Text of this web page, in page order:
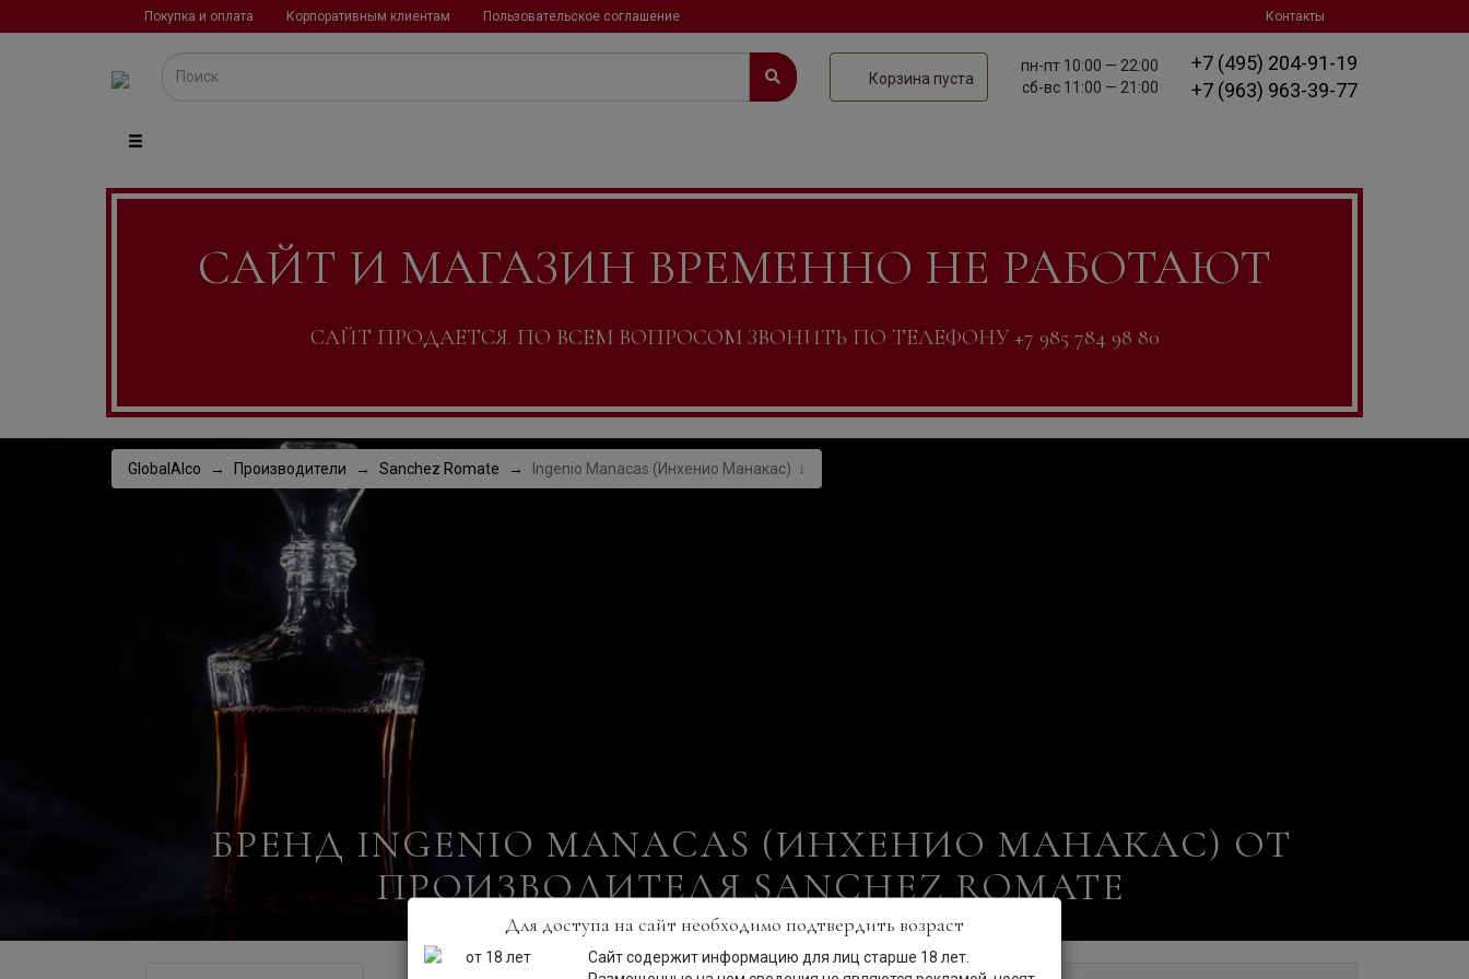
Покупка и оплата Корпоративным клиентам Пользовательское соглашение Контакты
Корзина пуста
пн-пт 10:00 — 22:00
сб-вс 11:00 — 21:00
+7 (495) 204-91-19
+7 (963) 963-39-77
САЙТ И МАГАЗИН ВРЕМЕННО НЕ РАБОТАЮТ
САЙТ ПРОДАЕТСЯ. ПО ВСЕМ ВОПРОСОМ ЗВОНИТЬ ПО ТЕЛЕФОНУ +7 985 784 98 80
GlobalAlco Производители Sanchez Romate Ingenio Manacas (Инхенио Манакас)
БРЕНД INGENIO MANACAS (ИНХЕНИО МАНАКАС) ОТ
ПРОИЗВОДИТЕЛЯ SANCHEZ ROMATE
Для доступа на сайт необходимо подтвердить возраст
Сайт содержит информацию для лиц старше 18 лет.